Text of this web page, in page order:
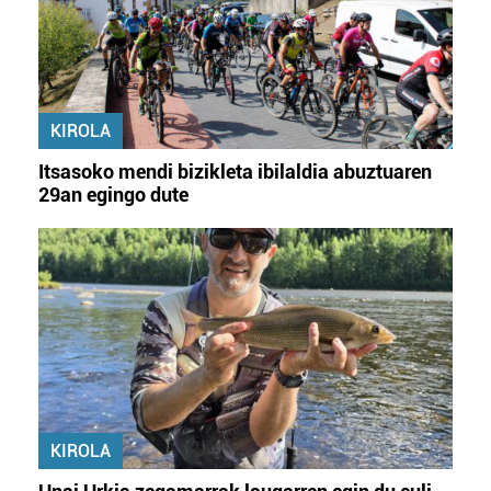
irakurri
KIROLA
Itsasoko mendi bizikleta ibilaldia abuztuaren
29an egingo dute
KIROLA